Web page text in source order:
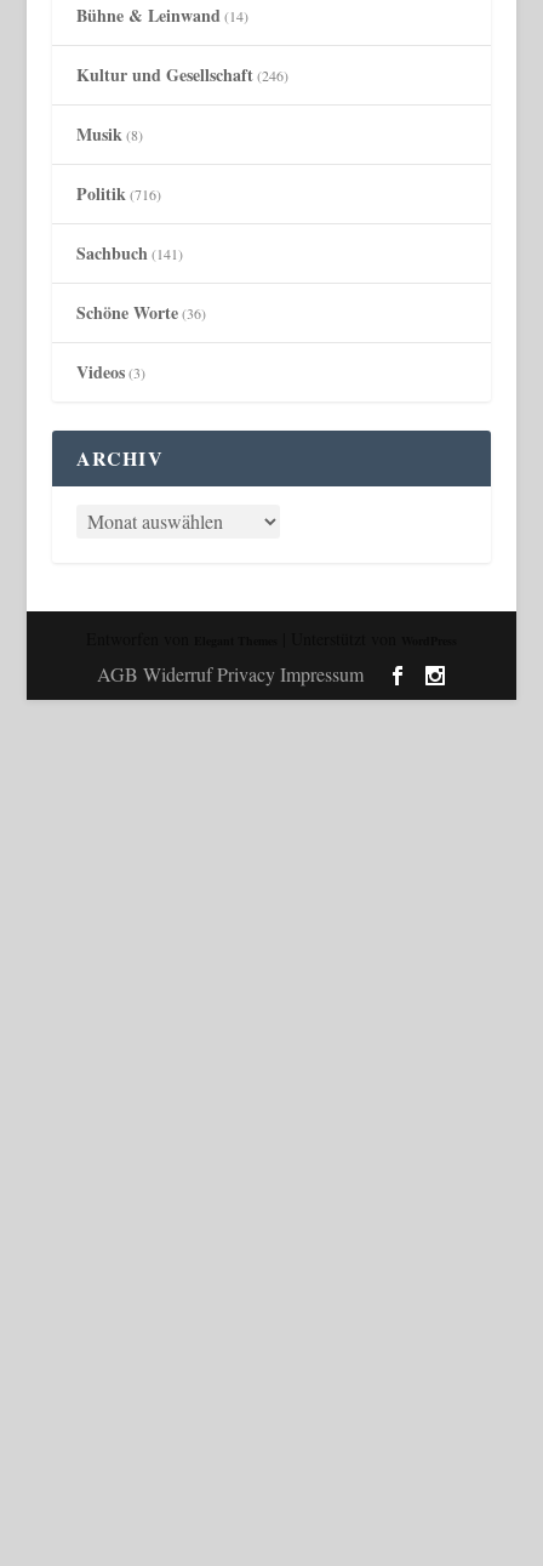
Bühne & Leinwand (14)
Kultur und Gesellschaft(246)
Musik (8)
Politik (716)
Sachbuch (141)
Schöne Worte(36)
Videos(3)
ARCHIV
AGB Widerruf Privacy Impressum